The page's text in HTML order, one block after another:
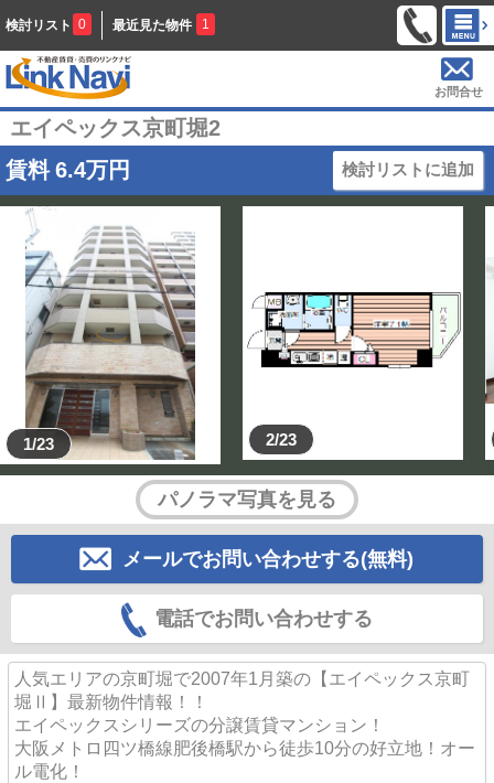
検討リスト 0 最近見た物件 1
お問合せ
エイペックス京町堀2
賃料 6.4万円 検討リストに追加
1/23 2/23
パノラマ写真を見る
メールでお問い合わせする(無料)
電話でお問い合わせする
人気エリアの京町堀で2007年1月築の【エイペックス京町
堀Ⅱ】最新物件情報！！
エイペックスシリーズの分譲賃貸マンション！
大阪メトロ四ツ橋線肥後橋駅から徒歩10分の好立地！オー
ル電化！